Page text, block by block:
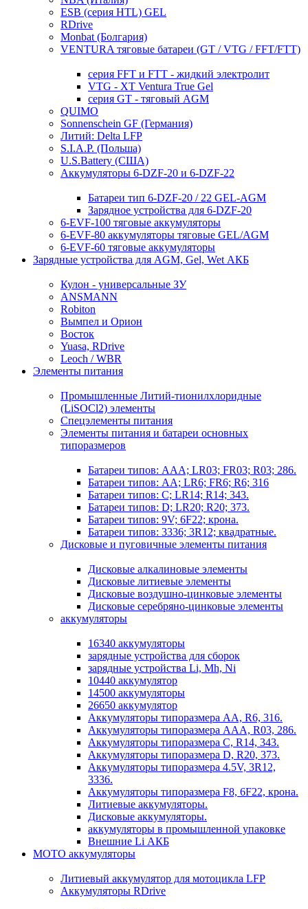
ESB (серия HTL) GEL
RDrive
Monbat (Болгария)
VENTURA тяговые батареи (GT / VTG / FFT/FTT)
серия FFT и FTT - жидкий электролит
VTG - XT Ventura True Gel
серия GT - тяговый AGM
QUIMO
Sonnenschein GF (Германия)
Литий: Delta LFP
S.I.A.P. (Польша)
U.S.Battery (США)
Аккумуляторы 6-DZF-20 и 6-DZF-22
Батареи тип 6-DZF-20 / 22 GEL-AGM
Зарядное устройства для 6-DZF-20
6-EVF-100 тяговые аккумуляторы
6-EVF-80 аккумуляторы тяговые GEL/AGM
6-EVF-60 тяговые аккумуляторы
Зарядные устройства для AGM, Gel, Wet АКБ
Кулон - универсальные ЗУ
ANSMANN
Robiton
Вымпел и Орион
Восток
Yuasa, RDrive
Leoch / WBR
Элементы питания
Промышленные Литий-тионилхлоридные
(LiSOCl2) элементы
Спецэлементы питания
Элементы питания и батареи основных
типоразмеров
Батареи типов: AAA; LR03; FR03; R03; 286.
Батареи типов: AA; LR6; FR6; R6; 316
Батареи типов: C; LR14; R14; 343.
Батареи типов: D; LR20; R20; 373.
Батареи типов: 9V; 6F22; крона.
Батареи типов: 3336; 3R12; квадратные.
Дисковые и пуговичные элементы питания
Дисковые алкалиновые элементы
Дисковые литиевые элементы
Дисковые воздушно-цинковые элементы
Дисковые серебряно-цинковые элементы
аккумуляторы
16340 аккумуляторы
зарядные устройства для сборок
зарядные устройства Li, Mh, Ni
10440 аккумулятор
14500 аккумуляторы
26650 аккумулятор
Аккумуляторы типоразмера АА, R6, 316.
Аккумуляторы типоразмера ААА, R03, 286.
Аккумуляторы типоразмера С, R14, 343.
Аккумуляторы типоразмера D, R20, 373.
Аккумуляторы типоразмера 4.5V, 3R12,
3336.
Аккумуляторы типоразмера F8, 6F22, крона.
Литиевые аккумуляторы.
Дисковые аккумуляторы.
аккумуляторы в промышленной упаковке
Внешние Li АКБ
МОТО аккумуляторы
Литиевый аккумулятор для мотоцикла LFP
Аккумуляторы RDrive